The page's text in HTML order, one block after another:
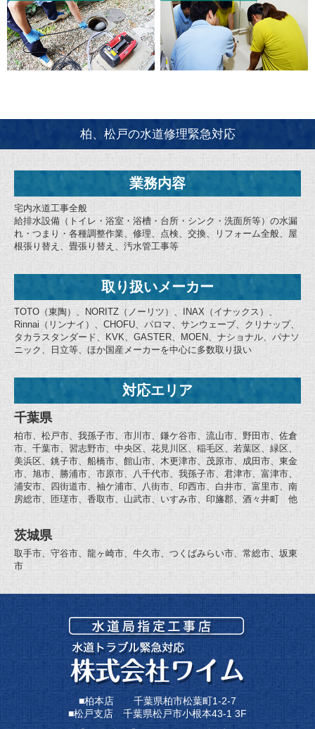
柏、松戸の水道修理緊急対応
業務内容
宅内水道工事全般
給排水設備（トイレ・浴室・浴槽・台所・シンク・洗面所等）の水漏
れ・つまり・各種調整作業、修理、点検、交換、リフォーム全般、屋
根張り替え、畳張り替え、汚水管工事等
取り扱いメーカー
TOTO（東陶）、NORITZ（ノーリツ）、INAX（イナックス）、
Rinnai（リンナイ）、CHOFU、パロマ、サンウェーブ、クリナップ、
タカラスタンダード、KVK、GASTER、MOEN、ナショナル、パナソ
ニック、日立等、ほか国産メーカーを中心に多数取り扱い
対応エリア
千葉県
柏市、松戸市、我孫子市、市川市、鎌ケ谷市、流山市、野田市、佐倉
市、千葉市、習志野市、中央区、花見川区、稲毛区、若葉区、緑区、
美浜区、銚子市、船橋市、館山市、木更津市、茂原市、成田市、東金
市、旭市、勝浦市、市原市、八千代市、我孫子市、君津市、富津市、
浦安市、四街道市、袖ケ浦市、八街市、印西市、白井市、富里市、南
房総市、匝瑳市、香取市、山武市、いすみ市、印旛郡、酒々井町 他
茨城県
取手市、守谷市、龍ヶ崎市、牛久市、つくばみらい市、常総市、坂東
市
■柏本店 千葉県柏市松葉町1-2-7
■松戸支店 千葉県松戸市小根本43-1 3F